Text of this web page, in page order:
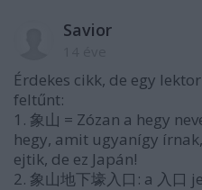
Savior
Érdekes cikk, de egy
feltűnt:
1. 象山 = Zózan a hegy
hegy, amit ugyanígy
ejtik, de ez Japán!
2. 象山地下壕入口: a 入口